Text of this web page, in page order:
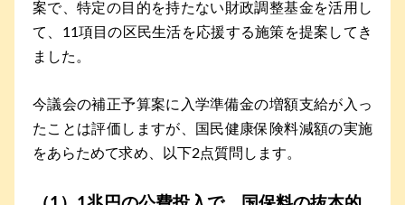
案で、特定の目的を持たない財政調整基金を活用し
て、11項目の区民生活を応援する施策を提案してき
ました。
今議会の補正予算案に入学準備金の増額支給が入っ
たことは評価しますが、国民健康保険料減額の実施
をあらためて求め、以下2点質問します。